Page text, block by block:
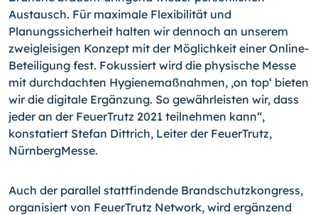
Austausch. Für maximale Flexibilität und
Planungssicherheit halten wir dennoch an unserem
zweigleisigen Konzept mit der Möglichkeit einer Online-
Beteiligung fest. Fokussiert wird die physische Messe
mit durchdachten Hygienemaßnahmen, ‚on top‘ bieten
wir die digitale Ergänzung. So gewährleisten wir, dass
jeder an der FeuerTrutz 2021 teilnehmen kann“,
konstatiert Stefan Dittrich, Leiter der Feuer­Trutz,
NürnbergMesse.
Auch der parallel stattfindende Brandschutzkongress,
organisiert von FeuerTrutz Network, wird ergänzend